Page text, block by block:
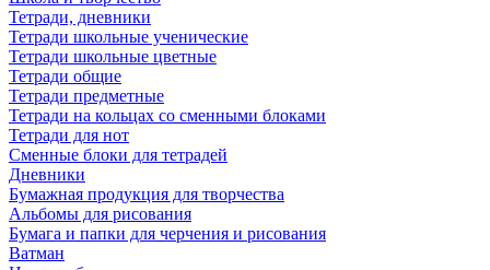
Тетради, дневники
Тетради школьные ученические
Тетради школьные цветные
Тетради общие
Тетради предметные
Тетради на кольцах со сменными блоками
Тетради для нот
Сменные блоки для тетрадей
Дневники
Бумажная продукция для творчества
Альбомы для рисования
Бумага и папки для черчения и рисования
Ватман